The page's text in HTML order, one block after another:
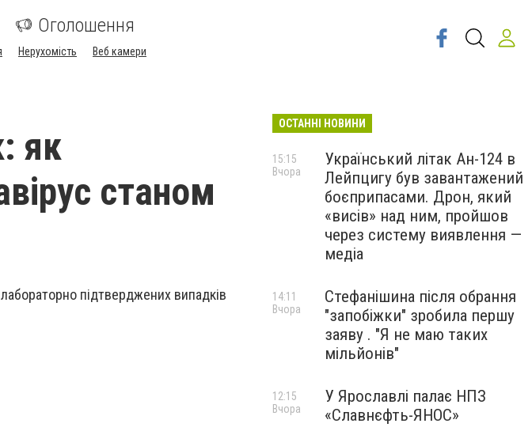
Оголошення
Нерухомість Веб камери
як
станом
підтверджених випадків
ОСТАННІ НОВИНИ
Український літак Ан-124 в
Лейпцигу був завантажений
боєприпасами. Дрон, який
«висів» над ним, пройшов
через систему виявлення —
медіа
15:15
Вчора
Стефанішина після обрання
"запобіжки" зробила першу
заяву . "Я не маю таких
мільйонів"
14:11
Вчора
У Ярославлі палає НПЗ
«Славнєфть-ЯНОС»
12:15
Вчора